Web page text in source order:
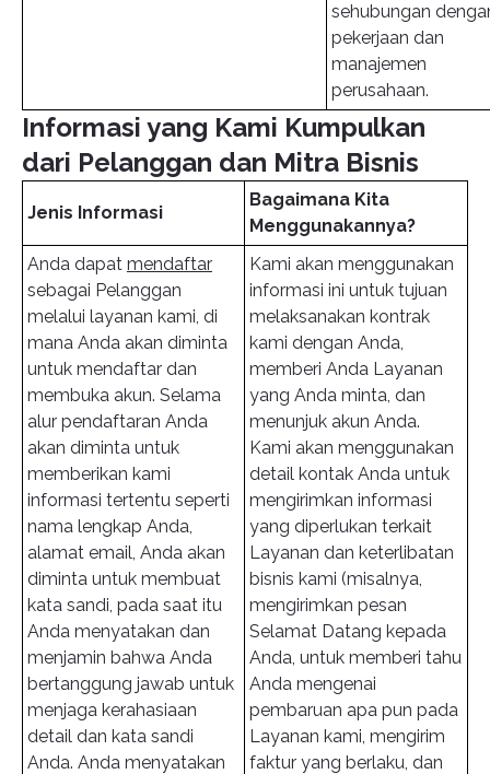
sehubungan
pekerjaan dan
manajemen
perusahaan.
Informasi yang Kami Kumpulkan
dari Pelanggan dan Mitra Bisnis
Jenis Informasi
Bagaimana Kita
Menggunakannya?
Anda dapat mendaftar
sebagai Pelanggan
melalui layanan kami, di
mana Anda akan diminta
untuk mendaftar dan
membuka akun. Selama
alur pendaftaran Anda
akan diminta untuk
memberikan kami
informasi tertentu seperti
nama lengkap Anda,
alamat email, Anda akan
diminta untuk membuat
kata sandi, pada saat itu
Anda menyatakan dan
menjamin bahwa Anda
bertanggung jawab untuk
menjaga kerahasiaan
detail dan kata sandi
Anda. Anda menyatakan
Kami akan menggunakan
informasi ini untuk tujuan
melaksanakan kontrak
kami dengan Anda,
memberi Anda Layanan
yang Anda minta, dan
menunjuk akun Anda.
Kami akan menggunakan
detail kontak Anda untuk
mengirimkan informasi
yang diperlukan terkait
Layanan dan keterlibatan
bisnis kami (misalnya,
mengirimkan pesan
Selamat Datang kepada
Anda, untuk memberi tahu
Anda mengenai
pembaruan apa pun pada
Layanan kami, mengirim
faktur yang berlaku, dan